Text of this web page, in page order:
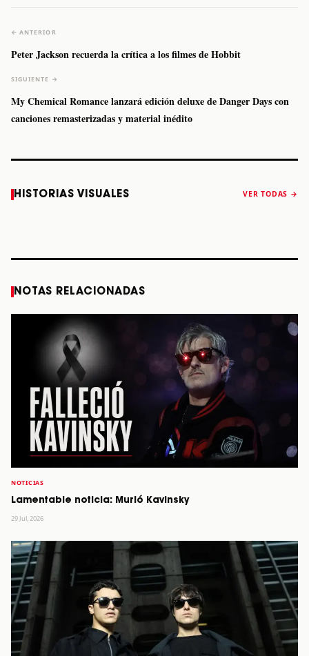
← ANTERIOR
Peter Jackson recuerda la crítica a los filmes de Hobbit
SIGUIENTE →
My Chemical Romance lanzará edición deluxe de Danger Days con
canciones remasterizadas y material inédito
HISTORIAS VISUALES VER TODAS →
a Monterrey el
Staiti, guitarrista
anuncia “Reality
NOTAS RELACIONADAS
NOTICIAS
Lamentable noticia: Murió Kavinsky
29 Jul, 2026